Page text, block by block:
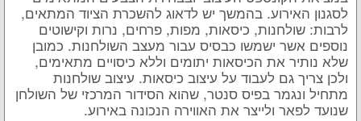
לסגנון האירוע. בהמשך יש לדאוג להשכרת הציוד המתאים,
לרבות: שולחנות, כיסאות, מפות, פרחים, נרות וקישוטים
נוספים אשר ישמשו כבסיס עבור מעצב השולחנות. כמובן
שלא נותיר את הכיסאות יתומים וללא כיסויים מתאימים,
ולכן צריך גם לעבוד על עיצוב כיסאות. עיצוב שולחנות
מתחיל ונגמר בפיס סנטר, שהוא הסידור המרכזי של השולחן
שנועד לפאר ולייצר את האווירה הנכונה באירוע.